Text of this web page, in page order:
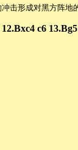
击形成对黑方阵地
c6